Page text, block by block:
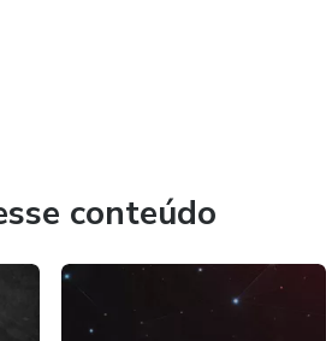
conteúdo